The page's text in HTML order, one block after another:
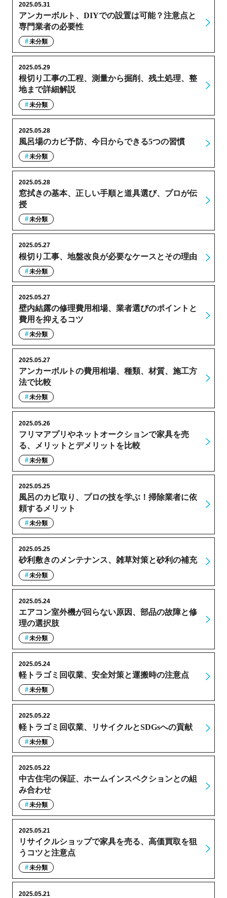
アンカーボルト、DIYでの設置は可能？注意点と
専門業者の必要性
2025.05.31
未分類
根切り工事の工程、測量から掘削、残土処理、整
地まで詳細解説
2025.05.29
未分類
風呂場のカビ予防、今日からできる5つの習慣
2025.05.28
未分類
窓拭きの基本、正しい手順と道具選び、プロが伝
授
2025.05.28
未分類
根切り工事、地盤改良が必要なケースとその理由
2025.05.27
未分類
壁内結露の修理費用相場、業者選びのポイントと
費用を抑えるコツ
2025.05.27
未分類
アンカーボルトの費用相場、種類、材質、施工方
法で比較
2025.05.27
未分類
フリマアプリやネットオークションで家具を売
る、メリットとデメリットを比較
2025.05.26
未分類
風呂のカビ取り、プロの技を学ぶ！掃除業者に依
頼するメリット
2025.05.25
未分類
砂利敷きのメンテナンス、雑草対策と砂利の補充
2025.05.25
未分類
エアコン室外機が回らない原因、部品の故障と修
理の選択肢
2025.05.24
未分類
軽トラゴミ回収業、安全対策と運搬時の注意点
2025.05.24
未分類
軽トラゴミ回収業、リサイクルとSDGsへの貢献
2025.05.22
未分類
中古住宅の保証、ホームインスペクションとの組
み合わせ
2025.05.22
未分類
リサイクルショップで家具を売る、高価買取を狙
うコツと注意点
2025.05.21
未分類
2025.05.21